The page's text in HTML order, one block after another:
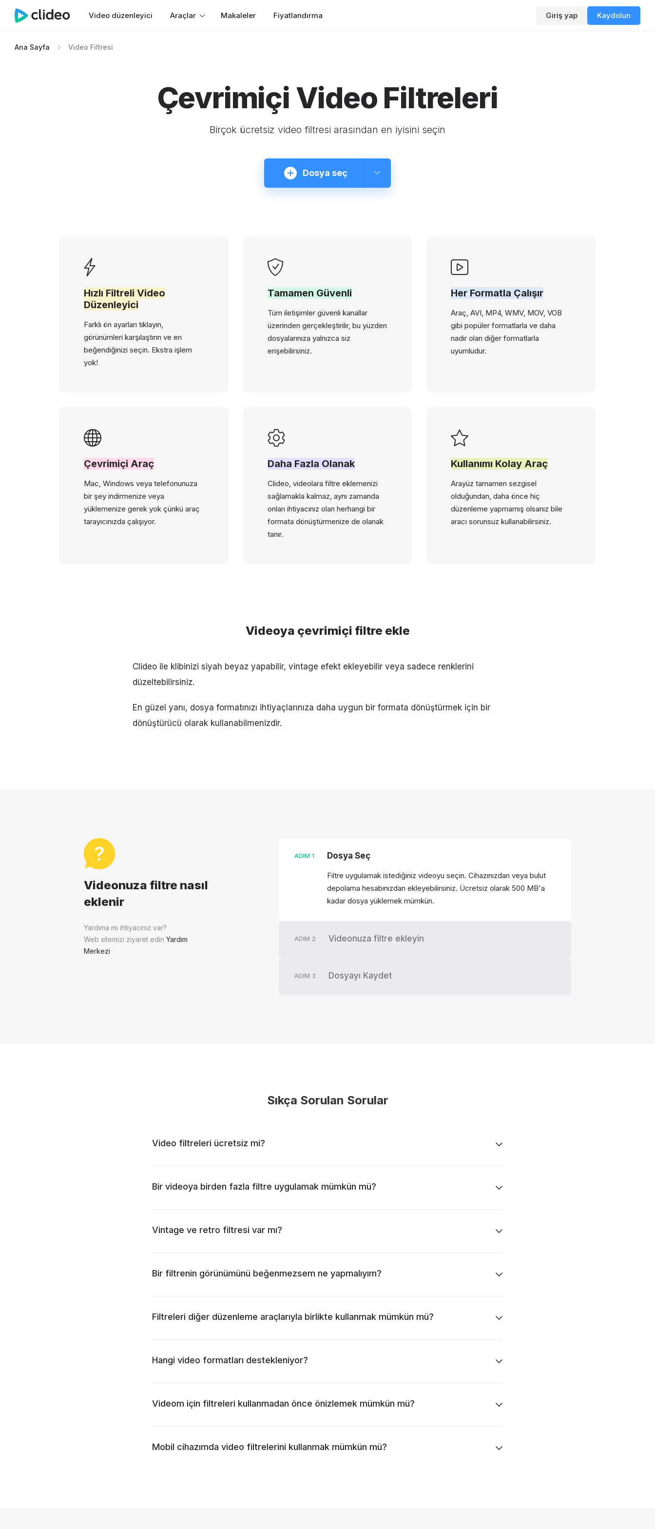
Video düzenleyici Araçlar Makaleler Fiyatlandırma Giriş yap Kaydolun
Ana Sayfa Video Filtresi
Çevrimiçi Video Filtreleri
Birçok ücretsiz video filtresi arasından en iyisini seçin
Dosya seç
Hızlı Filtreli Video
Düzenleyici
Farklı ön ayarları tıklayın,
görünümleri karşılaştırın ve en
beğendiğinizi seçin. Ekstra işlem
yok!
Tamamen Güvenli
Tüm iletişimler güvenli kanallar
üzerinden gerçekleştirilir, bu yüzden
dosyalarınıza yalnızca siz
erişebilirsiniz.
Her Formatla Çalışır
Araç, AVI, MP4, WMV, MOV, VOB
gibi popüler formatlarla ve daha
nadir olan diğer formatlarla
uyumludur.
Çevrimiçi Araç
Mac, Windows veya telefonunuza
bir şey indirmenize veya
yüklemenize gerek yok çünkü araç
tarayıcınızda çalışıyor.
Daha Fazla Olanak
Clideo, videolara filtre eklemenizi
sağlamakla kalmaz, aynı zamanda
onları ihtiyacınız olan herhangi bir
formata dönüştürmenize de olanak
tanır.
Kullanımı Kolay Araç
Arayüz tamamen sezgisel
olduğundan, daha önce hiç
düzenleme yapmamış olsanız bile
aracı sorunsuz kullanabilirsiniz.
Videoya çevrimiçi filtre ekle
Clideo ile klibinizi siyah beyaz yapabilir, vintage efekt ekleyebilir veya sadece renklerini
düzeltebilirsiniz.
En güzel yanı, dosya formatınızı ihtiyaçlarınıza daha uygun bir formata dönüştürmek için bir
dönüştürücü olarak kullanabilmenizdir.
Videonuza filtre nasıl
eklenir
Yardıma mı ihtiyacınız var?
Web sitemizi ziyaret edin Yardım
Merkezi
ADIM 1 Dosya Seç
Filtre uygulamak istediğiniz videoyu seçin. Cihazınızdan veya bulut
depolama hesabınızdan ekleyebilirsiniz. Ücretsiz olarak 500 MB'a
kadar dosya yüklemek mümkün.
ADIM 2 Videonuza filtre ekleyin
ADIM 3 Dosyayı Kaydet
Sıkça Sorulan Sorular
Video filtreleri ücretsiz mi?
Bir videoya birden fazla filtre uygulamak mümkün mü?
Vintage ve retro filtresi var mı?
Bir filtrenin görünümünü beğenmezsem ne yapmalıyım?
Filtreleri diğer düzenleme araçlarıyla birlikte kullanmak mümkün mü?
Hangi video formatları destekleniyor?
Videom için filtreleri kullanmadan önce önizlemek mümkün mü?
Mobil cihazımda video filtrelerini kullanmak mümkün mü?